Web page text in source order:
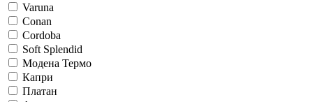
Varuna
Conan
Cordoba
Soft Splendid
Модена Термо
Капри
Платан